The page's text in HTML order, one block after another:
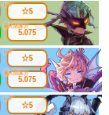
レア
☆5
最大防護力
5.075
レア
☆5
最大防護力
5.075
レア
☆5